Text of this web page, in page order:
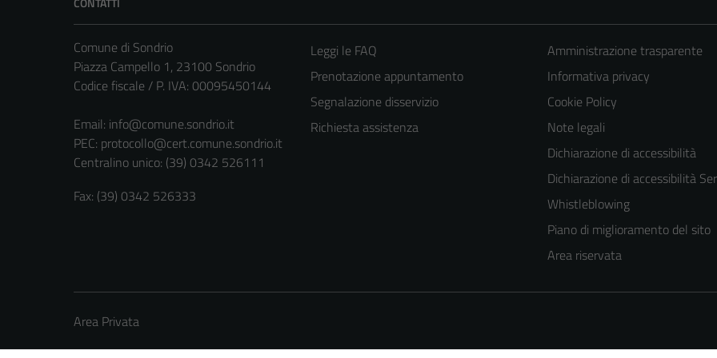
Comune di Sondrio
Piazza Campello 1, 23100 Sondrio
Codice fiscale / P. IVA: 00095450144
Email: info@comune.sondrio.it
PEC: protocollo@cert.comune.sondrio.it
Centralino unico: (39) 0342 526111
Fax: (39) 0342 526333
Leggi le FAQ
Prenotazione appuntamento
Segnalazione disservizio
Richiesta assistenza
Amministrazione trasparente
Informativa privacy
Cookie Policy
Note legali
Dichiarazione di accessibilità
Dichiarazione di accessibilità
Whistleblowing
Piano di miglioramento del sito
Area riservata
Area Privata